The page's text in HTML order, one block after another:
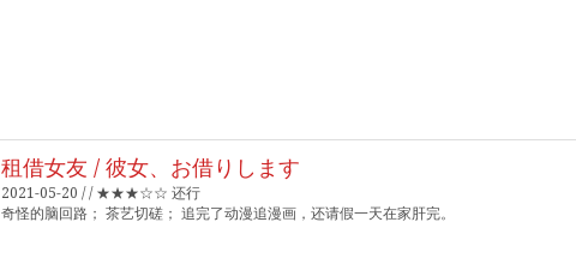
租借女友 / 彼女、お借りします
2021-05-20 / / ★★★☆☆ 还行
奇怪的脑回路； 茶艺切磋； 追完了动漫追漫画，还请假一天在家肝完。